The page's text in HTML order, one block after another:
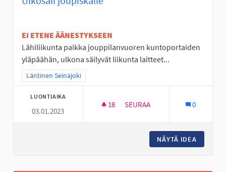
EI ETENE ÄÄNESTYKSEEN
Lähiliikunta paikka jouppilanvuoren kuntoportaiden
yläpäähän, ulkona säilyvät liikunta laitteet...
Rajaa tulokset teeman mukaan: Läntinen Seinäjoki
Läntinen Seinäjoki
LUONTIAIKA
03.01.2023
18 18 SEURAAJAA
SEURAA 0
NÄYTÄ IDEA